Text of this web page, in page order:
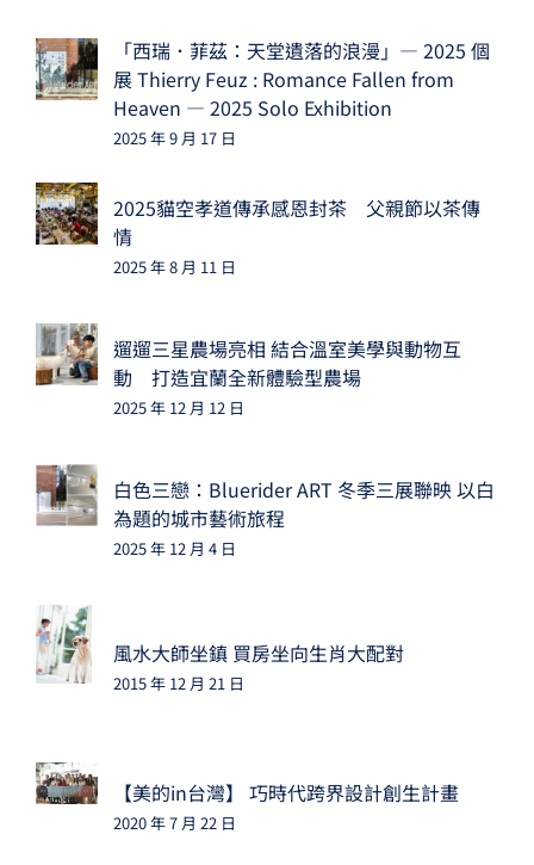
「西瑞．菲茲：天堂遺落的浪漫」— 2025 個
展 Thierry Feuz : Romance Fallen from
Heaven — 2025 Solo Exhibition
2025 年 9 月 17 日
2025貓空孝道傳承感恩封茶 父親節以茶傳
情
2025 年 8 月 11 日
遛遛三星農場亮相 結合溫室美學與動物互
動 打造宜蘭全新體驗型農場
2025 年 12 月 12 日
白色三戀：Bluerider ART 冬季三展聯映 以白
為題的城市藝術旅程
2025 年 12 月 4 日
風水大師坐鎮 買房坐向生肖大配對
2015 年 12 月 21 日
【美的in台灣】 巧時代跨界設計創生計畫
2020 年 7 月 22 日